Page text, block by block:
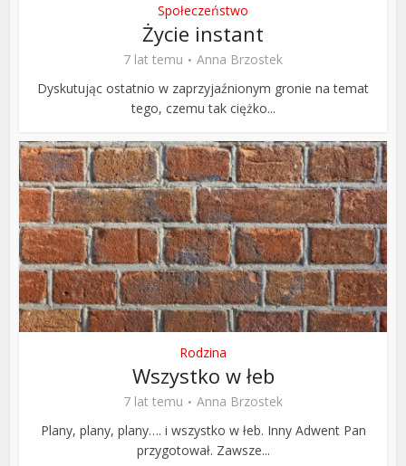
Społeczeństwo
Życie instant
7 lat temu
Anna Brzostek
Dyskutując ostatnio w zaprzyjaźnionym gronie na temat
tego, czemu tak ciężko...
Rodzina
Wszystko w łeb
7 lat temu
Anna Brzostek
Plany, plany, plany…. i wszystko w łeb. Inny Adwent Pan
przygotował. Zawsze...